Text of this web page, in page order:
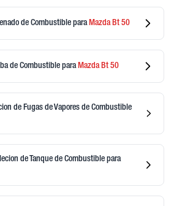
de Combustible para MazdaBt 50
de Combustible para MazdaBt 50
de Fugas de Vapores de Combustible
de Tanque de Combustible para